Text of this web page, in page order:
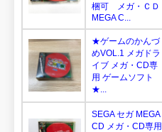
梱可 メガ・ＣＤ
MEGA C...
★ゲームのかんづ
めVOL.1 メガドラ
イブ メガ・CD専
用 ゲームソフト
★...
SEGA セガ MEGA
CD メガ・CD専用